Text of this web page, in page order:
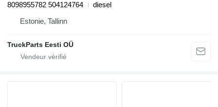
8098955782 504124764
diesel
Estonie, Tallinn
TruckParts Eesti OÜ